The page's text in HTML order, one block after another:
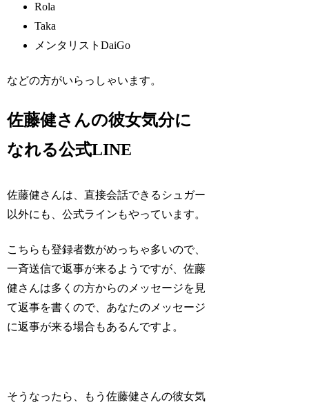
Rola
Taka
メンタリストDaiGo
などの方がいらっしゃいます。
佐藤健さんの彼女気分に
なれる公式LINE
佐藤健さんは、直接会話できるシュガー
以外にも、公式ラインもやっています。
こちらも登録者数がめっちゃ多いので、
一斉送信で返事が来るようですが、佐藤
健さんは多くの方からのメッセージを見
て返事を書くので、あなたのメッセージ
に返事が来る場合もあるんですよ。
そうなったら、もう佐藤健さんの彼女気